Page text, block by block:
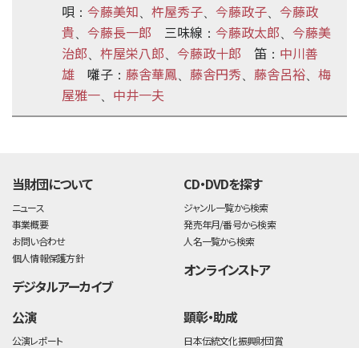
唄 ： 今藤美知 杵屋秀子 今藤政子
今藤政
貴
今藤長一郎 三味線 ： 今藤政太郎
今藤美
治郎
杵屋栄八郎 今藤政十郎 笛 ： 中川善
雄
囃子 ： 藤舎華鳳 藤舎円秀 藤舎呂裕
梅
屋雅一
中井一夫
当財団について
ニュース
事業概要
お問い合わせ
個人情報保護方針
デジタルアーカイブ
CD・DVDを探す
ジャンル一覧から検索
発売年月/番号から検索
人名一覧から検索
オンラインストア
公演
公演レポート
顕彰・助成
日本伝統文化振興財団賞